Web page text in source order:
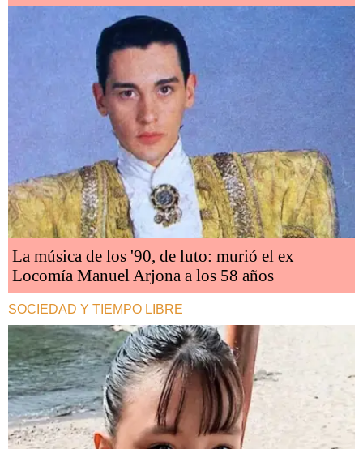
La música de los '90, de luto: murió el ex
Locomía Manuel Arjona a los 58 años
SOCIEDAD Y TIEMPO LIBRE